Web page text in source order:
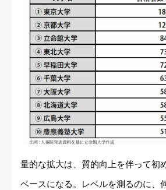
量的な拡大は、質的向上を伴って初
ベースになる。レベルを測るのに、